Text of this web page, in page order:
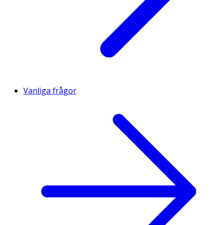
Vanliga frågor